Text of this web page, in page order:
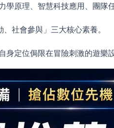
原理、智慧科技應用、團隊
社會參與」三大核心素養。
定位侷限在冒險刺激的遊樂設